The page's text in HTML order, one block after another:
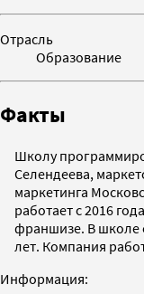
Отрасль
Образование
Факты
Школу
Селендеева,
маркетинга
работает с 2016
франшизе. В школе
лет. Компания
Информация: